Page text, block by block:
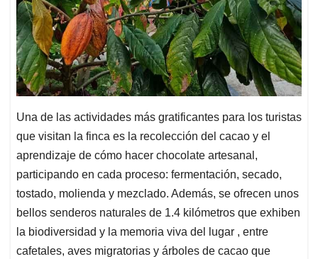
Una de las actividades más gratificantes para los turistas
que visitan la finca es la recolección del cacao y el
aprendizaje de cómo hacer chocolate artesanal,
participando en cada proceso: fermentación, secado,
tostado, molienda y mezclado. Además, se ofrecen unos
bellos senderos naturales de 1.4 kilómetros que exhiben
la biodiversidad y la memoria viva del lugar , entre
cafetales, aves migratorias y árboles de cacao que